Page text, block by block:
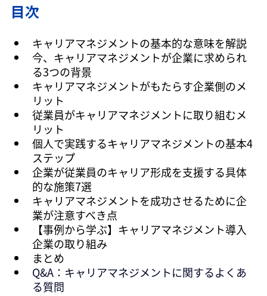
目次
キャリアマネジメントの基本的な意味を解説
今、キャリアマネジメントが企業に求められ
る3つの背景
キャリアマネジメントがもたらす企業側のメ
リット
従業員がキャリアマネジメントに取り組むメ
リット
個人で実践するキャリアマネジメントの基本4
ステップ
企業が従業員のキャリア形成を支援する具体
的な施策7選
キャリアマネジメントを成功させるために企
業が注意すべき点
【事例から学ぶ】キャリアマネジメント導入
企業の取り組み
まとめ
Q&A： キャリアマネジメントに関するよくあ
る質問